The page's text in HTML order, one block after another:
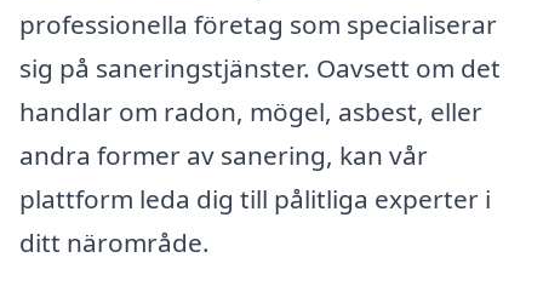
professionella företag som specialiserar
sig på saneringstjänster. Oavsett om det
handlar om radon, mögel, asbest, eller
andra former av sanering, kan vår
plattform leda dig till pålitliga experter i
ditt närområde.